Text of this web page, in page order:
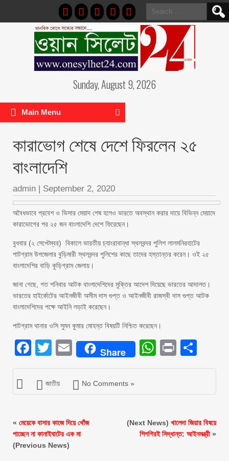
Search
for:
Sunday, August 9, 2026
Main Menu
কারাভোগ শেষে দেশে ফিরলেন ২৫
বাংলাদেশি
admin | September 2, 2020
অবৈধভাবে প্রবেশ ও ভিসার মেয়াদ শেষ হলেও ভারতে অবস্থান করার দায়ে বিভিন্ন মেয়াদে
কারাভোগের পর ২৫ জন বাংলাদেশি দেশে ফিরেছেন।
বুধবার (২ সেপ্টেম্বর) বিকালে ভারতীয় চ্যাংরাবান্ধা স্থলবন্দর পুলিশ লালমনিরহাটের
পাটগ্রাম উপজেলার বুড়িমারী স্থলবন্দর পুলিশের কাছে তাদের হস্তান্তর করেন। ওই ২৫
বাংলাদেশির বাড়ি কুড়িগ্রাম জেলায়।
জানা গেছে, গত শনিবার আটক বাংলাদেশিদের মুক্তির আদেশ দিয়েছে ভারতের আদালত।
ভারতের হাইর্কোটের আইনজীবী অসীম দাস গুপ্ত ও আইনজীবী রাজস্বী দাস গুপ্ত আটক
বাংলাদেশিদের পক্ষে আইনি লড়াই করেছেন।
পাটগ্রাম থানার ওসি সুমন কুমার মোহন্ত বিষয়টি নিশ্চিত করেছেন।
Facebook
Twitter
EmailShare Print
জাতীয় No Comments »
« মেয়েকে বাসার কাজে দিয়ে খোঁজ
পাচ্ছেন না কানাইঘাটের এক মা
(Previous News)
(Next News) খালেদা জিয়ার বিষয়ে
শিগগিরই সিদ্ধান্ত: আইনমন্ত্রী »